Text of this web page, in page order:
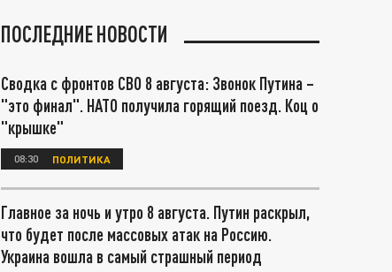
ПОСЛЕДНИЕ НОВОСТИ
Сводка с фронтов СВО 8 августа: Звонок Путина –
"это финал". НАТО получила горящий поезд. Коц о
"крышке"
08:30 ПОЛИТИКА
Главное за ночь и утро 8 августа. Путин раскрыл,
что будет после массовых атак на Россию.
Украина вошла в самый страшный период